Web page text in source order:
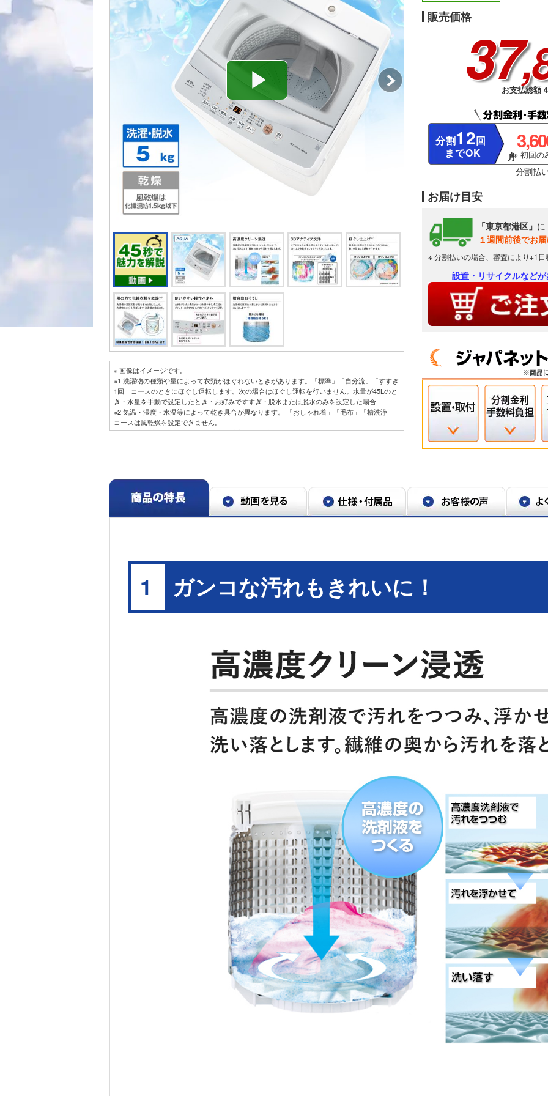
※ 画像はイメージです。
※1 洗濯物の種類や量によって衣類がほぐれないときがあります。「標準」「自分流」「すすぎ
1回」コースのときにほぐし運転します。次の場合はほぐし運転を行いません。水量が45Lのと
き・水量を手動で設定したとき・お好みですすぎ・脱水または脱水のみを設定した場合
※2 気温・湿度・水温等によって乾き具合が異なります。 「おしゃれ着」「毛布」「槽洗浄」
コースは風乾燥を設定できません。
※3 吹き出す水が当たりにくい箇所は、洗剤カスが残る場合があります。
販売価格
37お支払総額
分割12回
までOK
※ 初回の
分割払
お届け目安
「東京都港区」 に
１週間前後でお
※ 分割払いの場合、審査により+1
設置・リサイクルなど
1 ガンコな汚れもきれいに！